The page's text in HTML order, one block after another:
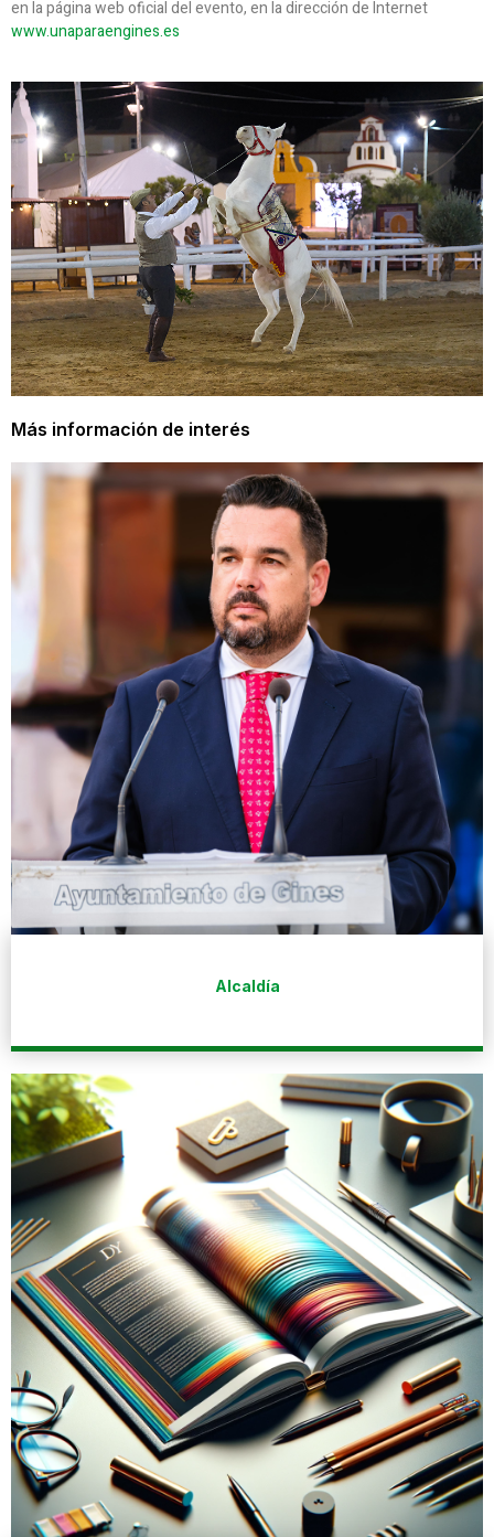
en la página web oficial del evento, en la dirección de Internet
www.unaparaengines.es
Más información de interés
Alcaldía